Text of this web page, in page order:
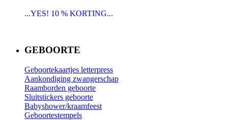
...YES! 10 % KORTING...
GEBOORTE
Geboortekaartjes letterpress
Aankondiging zwangerschap
Raamborden geboorte
Sluitstickers geboorte
Babyshower/kraamfeest
Geboortestempels